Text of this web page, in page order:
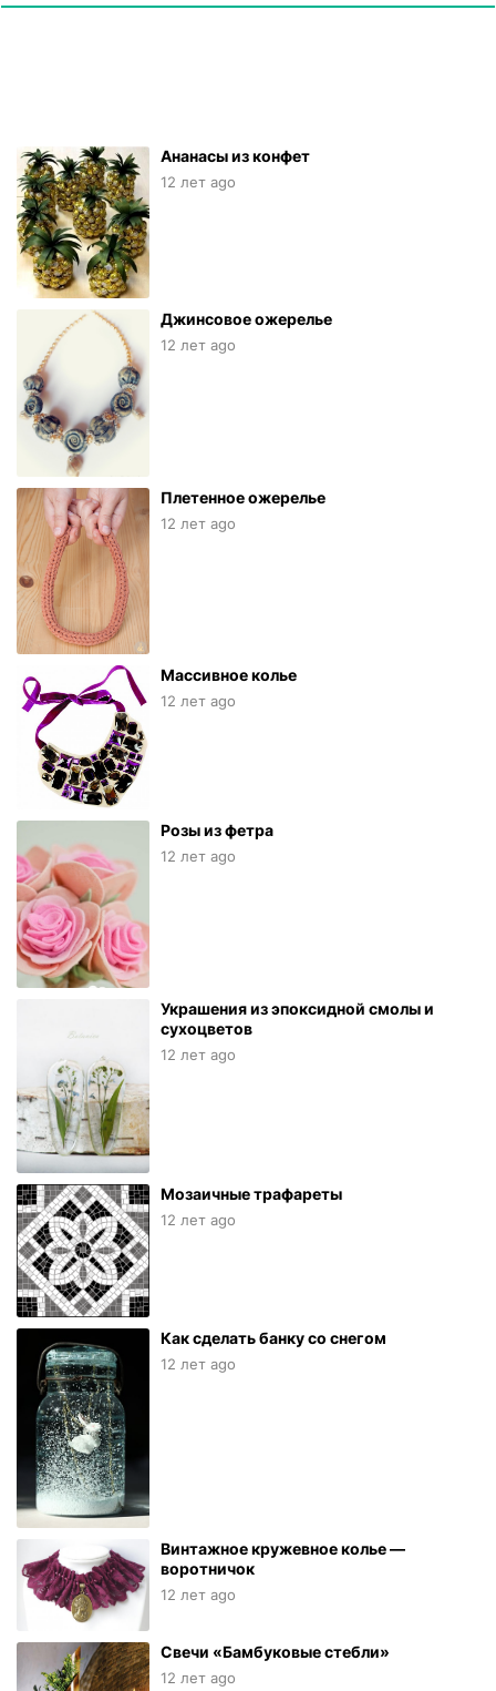
Ананасы из конфет
12 лет ago
Джинсовое ожерелье
12 лет ago
Плетенное ожерелье
12 лет ago
Массивное колье
12 лет ago
Розы из фетра
12 лет ago
Украшения из эпоксидной смолы и
сухоцветов
12 лет ago
Мозаичные трафареты
12 лет ago
Как сделать банку со снегом
12 лет ago
Винтажное кружевное колье —
воротничок
12 лет ago
Свечи «Бамбуковые стебли»
12 лет ago